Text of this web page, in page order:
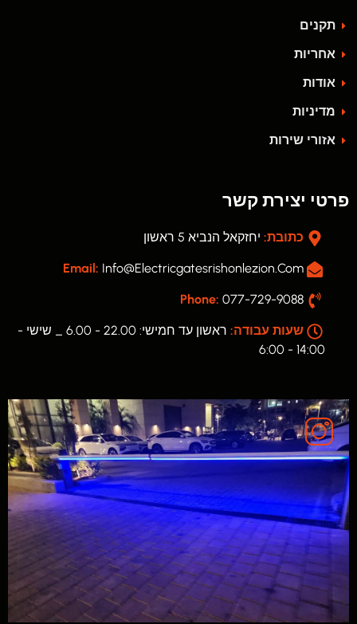
תקנים
אחריות
אודות
מדיניות
אזורי שירות
פרטי יצירת קשר
כתובת: יחזקאל הנביא 5 ראשון
Email: Info@electricgatesrishonlezion.com
Phone: 077-729-9088
שעות עבודה:
ראשון עד חמישי: 22.00 - 6.00 _ שישי -
14:00 - 6:00